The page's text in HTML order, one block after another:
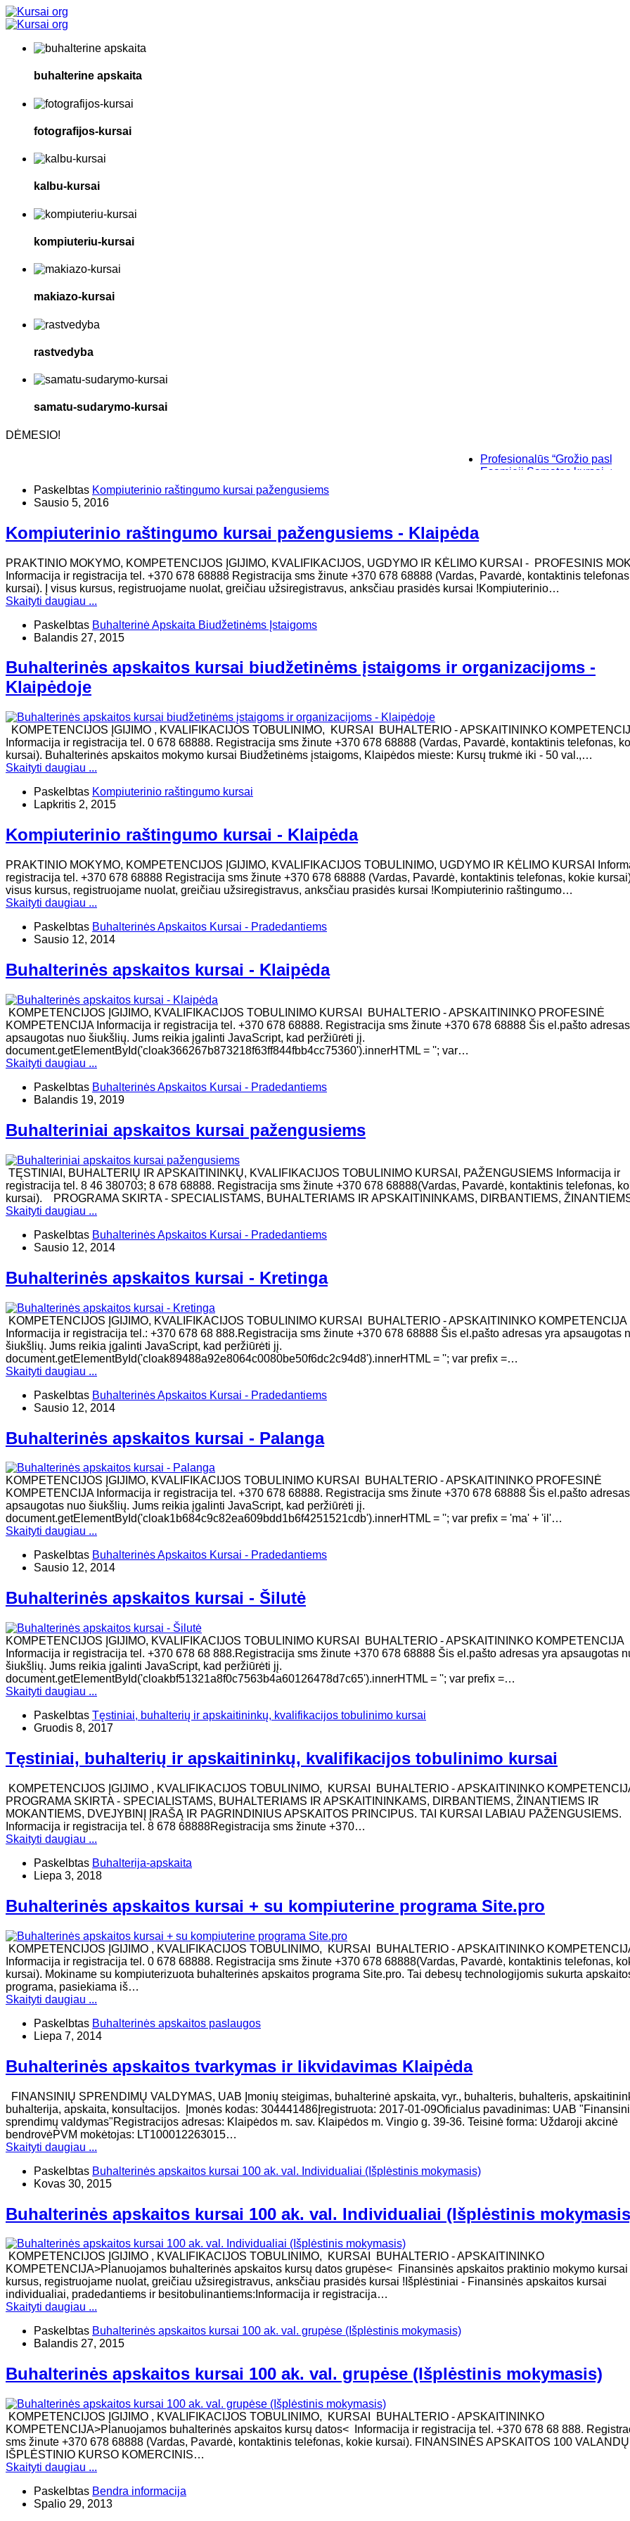
buhalterine apskaita
fotografijos-kursai
kalbu-kursai
kompiuteriu-kursai
makiazo-kursai
rastvedyba
samatu-sudarymo-kursai
DĖMESIO!
Profesionalūs “Grožio paslaptys”,
Esamieji Sąmatos kursai, su
Paskelbtas Kompiuterinio raštingumo kursai pažengusiems
Sausio 5, 2016
Kompiuterinio raštingumo kursai pažengusiems - Klaipėda
PRAKTINIO MOKYMO, KOMPETENCIJOS ĮGIJIMO, KVALIFIKACIJOS, UGDYMO IR KĖLIMO KURSAI - PROFESINIS
Informacija ir registracija tel. +370 678 68888 Registracija sms žinute +370 678 68888 (Vardas, Pavardė, kontaktinis
kursai). Į visus kursus, registruojame nuolat, greičiau užsiregistravus, anksčiau prasidės kursai !Kompiuterinio…
Skaityti daugiau ...
Paskelbtas Buhalterinė Apskaita Biudžetinėms Įstaigoms
Balandis 27, 2015
Buhalterinės apskaitos kursai biudžetinėms įstaigoms ir organizacijoms -
Klaipėdoje
KOMPETENCIJOS ĮGIJIMO , KVALIFIKACIJOS TOBULINIMO, KURSAI BUHALTERIO - APSKAITININKO
Informacija ir registracija tel. 0 678 68888. Registracija sms žinute +370 678 68888 (Vardas, Pavardė, kontaktinis telefonas,
kursai). Buhalterinės apskaitos mokymo kursai Biudžetinėms įstaigoms, Klaipėdos mieste: Kursų trukmė iki - 50 val.,…
Skaityti daugiau ...
Paskelbtas Kompiuterinio raštingumo kursai
Lapkritis 2, 2015
Kompiuterinio raštingumo kursai - Klaipėda
PRAKTINIO MOKYMO, KOMPETENCIJOS ĮGIJIMO, KVALIFIKACIJOS TOBULINIMO, UGDYMO IR KĖLIMO KURSAI
registracija tel. +370 678 68888 Registracija sms žinute +370 678 68888 (Vardas, Pavardė, kontaktinis telefonas, kokie kursai).
visus kursus, registruojame nuolat, greičiau užsiregistravus, anksčiau prasidės kursai !Kompiuterinio raštingumo…
Skaityti daugiau ...
Paskelbtas Buhalterinės Apskaitos Kursai - Pradedantiems
Sausio 12, 2014
Buhalterinės apskaitos kursai - Klaipėda
KOMPETENCIJOS ĮGIJIMO, KVALIFIKACIJOS TOBULINIMO KURSAI BUHALTERIO - APSKAITININKO PROFESINĖ
KOMPETENCIJA Informacija ir registracija tel. +370 678 68888. Registracija sms žinute +370 678 68888 Šis el.pašto
apsaugotas nuo šiukšlių. Jums reikia įgalinti JavaScript, kad peržiūrėti jį.
document.getElementById('cloak366267b873218f63ff844fbb4cc75360').innerHTML = ''; var…
Skaityti daugiau ...
Paskelbtas Buhalterinės Apskaitos Kursai - Pradedantiems
Balandis 19, 2019
Buhalteriniai apskaitos kursai pažengusiems
TĘSTINIAI, BUHALTERIŲ IR APSKAITININKŲ, KVALIFIKACIJOS TOBULINIMO KURSAI, PAŽENGUSIEMS Informacija ir
registracija tel. 8 46 380703; 8 678 68888. Registracija sms žinute +370 678 68888(Vardas, Pavardė, kontaktinis telefonas,
kursai). ​PROGRAMA SKIRTA - SPECIALISTAMS, BUHALTERIAMS IR APSKAITININKAMS, DIRBANTIEMS,
Skaityti daugiau ...
Paskelbtas Buhalterinės Apskaitos Kursai - Pradedantiems
Sausio 12, 2014
Buhalterinės apskaitos kursai - Kretinga
KOMPETENCIJOS ĮGIJIMO, KVALIFIKACIJOS TOBULINIMO KURSAI BUHALTERIO - APSKAITININKO KOMPETENCIJA
Informacija ir registracija tel.: +370 678 68 888.Registracija sms žinute +370 678 68888 Šis el.pašto adresas yra apsaugotas
šiukšlių. Jums reikia įgalinti JavaScript, kad peržiūrėti jį.
document.getElementById('cloak89488a92e8064c0080be50f6dc2c94d8').innerHTML = ''; var prefix =…
Skaityti daugiau ...
Paskelbtas Buhalterinės Apskaitos Kursai - Pradedantiems
Sausio 12, 2014
Buhalterinės apskaitos kursai - Palanga
KOMPETENCIJOS ĮGIJIMO, KVALIFIKACIJOS TOBULINIMO KURSAI BUHALTERIO - APSKAITININKO PROFESINĖ
KOMPETENCIJA Informacija ir registracija tel. +370 678 68888. Registracija sms žinute +370 678 68888 Šis el.pašto
apsaugotas nuo šiukšlių. Jums reikia įgalinti JavaScript, kad peržiūrėti jį.
document.getElementById('cloak1b684c9c82ea609bdd1b6f4251521cdb').innerHTML = ''; var prefix = 'ma' + 'il'…
Skaityti daugiau ...
Paskelbtas Buhalterinės Apskaitos Kursai - Pradedantiems
Sausio 12, 2014
Buhalterinės apskaitos kursai - Šilutė
KOMPETENCIJOS ĮGIJIMO, KVALIFIKACIJOS TOBULINIMO KURSAI BUHALTERIO - APSKAITININKO KOMPETENCIJA
Informacija ir registracija tel. +370 678 68 888.Registracija sms žinute +370 678 68888 Šis el.pašto adresas yra apsaugotas
šiukšlių. Jums reikia įgalinti JavaScript, kad peržiūrėti jį.
document.getElementById('cloakbf51321a8f0c7563b4a60126478d7c65').innerHTML = ''; var prefix =…
Skaityti daugiau ...
Paskelbtas Tęstiniai, buhalterių ir apskaitininkų, kvalifikacijos tobulinimo kursai
Gruodis 8, 2017
Tęstiniai, buhalterių ir apskaitininkų, kvalifikacijos tobulinimo kursai
KOMPETENCIJOS ĮGIJIMO , KVALIFIKACIJOS TOBULINIMO, KURSAI BUHALTERIO - APSKAITININKO
PROGRAMA SKIRTA - SPECIALISTAMS, BUHALTERIAMS IR APSKAITININKAMS, DIRBANTIEMS, ŽINANTIEMS IR
MOKANTIEMS, DVEJYBINĮ ĮRAŠĄ IR PAGRINDINIUS APSKAITOS PRINCIPUS. TAI KURSAI LABIAU PAŽENGUSIEMS.
Informacija ir registracija tel. 8 678 68888Registracija sms žinute +370…
Skaityti daugiau ...
Paskelbtas Buhalterija-apskaita
Liepa 3, 2018
Buhalterinės apskaitos kursai + su kompiuterine programa Site.pro
KOMPETENCIJOS ĮGIJIMO , KVALIFIKACIJOS TOBULINIMO, KURSAI BUHALTERIO - APSKAITININKO
Informacija ir registracija tel. 0 678 68888. Registracija sms žinute +370 678 68888(Vardas, Pavardė, kontaktinis telefonas,
kursai). Mokiname su kompiuterizuota buhalterinės apskaitos programa Site.pro. Tai debesų technologijomis sukurta
programa, pasiekiama iš…
Skaityti daugiau ...
Paskelbtas Buhalterinės apskaitos paslaugos
Liepa 7, 2014
Buhalterinės apskaitos tvarkymas ir likvidavimas Klaipėda
FINANSINIŲ SPRENDIMŲ VALDYMAS, UAB ​Įmonių steigimas, buhalterinė apskaita, vyr., buhalteris, buhalteris,
buhalterija, apskaita, konsultacijos. Įmonės kodas: 304441486Įregistruota: 2017-01-09Oficialus pavadinimas: UAB
sprendimų valdymas"Registracijos adresas: Klaipėdos m. sav. Klaipėdos m. Vingio g. 39-36. ​Teisinė forma: Uždaroji akcinė
bendrovėPVM mokėtojas: LT100012263015…
Skaityti daugiau ...
Paskelbtas Buhalterinės apskaitos kursai 100 ak. val. Individualiai (Išplėstinis mokymasis)
Kovas 30, 2015
Buhalterinės apskaitos kursai 100 ak. val. Individualiai (Išplėstinis
KOMPETENCIJOS ĮGIJIMO , KVALIFIKACIJOS TOBULINIMO, KURSAI BUHALTERIO - APSKAITININKO
KOMPETENCIJA>Planuojamos buhalterinės apskaitos kursų datos grupėse< Finansinės apskaitos praktinio mokymo kursai
kursus, registruojame nuolat, greičiau užsiregistravus, anksčiau prasidės kursai !Išplėstiniai - Finansinės apskaitos kursai
individualiai, pradedantiems ir besitobulinantiems:Informacija ir registracija…
Skaityti daugiau ...
Paskelbtas Buhalterinės apskaitos kursai 100 ak. val. grupėse (Išplėstinis mokymasis)
Balandis 27, 2015
Buhalterinės apskaitos kursai 100 ak. val. grupėse (Išplėstinis mokymasis)
KOMPETENCIJOS ĮGIJIMO , KVALIFIKACIJOS TOBULINIMO, KURSAI BUHALTERIO - APSKAITININKO
KOMPETENCIJA>Planuojamos buhalterinės apskaitos kursų datos< Informacija ir registracija tel. +370 678 68 888.
sms žinute +370 678 68888 (Vardas, Pavardė, kontaktinis telefonas, kokie kursai). FINANSINĖS APSKAITOS 100 VALANDŲ
IŠPLĖSTINIO KURSO KOMERCINIS…
Skaityti daugiau ...
Paskelbtas Bendra informacija
Spalio 29, 2013